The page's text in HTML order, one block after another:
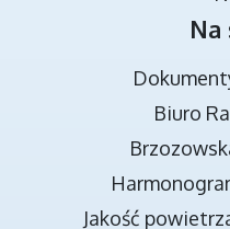
Biuro
Jakość